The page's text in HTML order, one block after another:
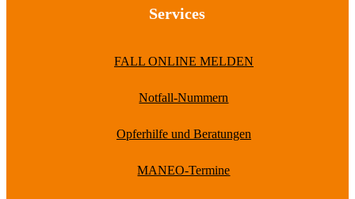
Services
FALL ONLINE MELDEN
Notfall-Nummern
Opferhilfe und Beratungen
MANEO-Termine